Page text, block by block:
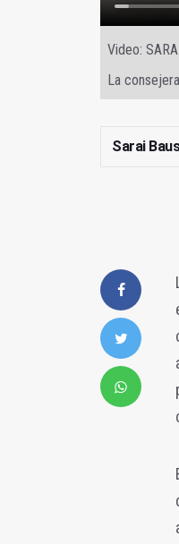
Video:
La
Sarai